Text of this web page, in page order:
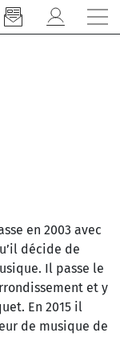
en 2003 avec
décide de
Il passe le
et y
En 2015 il
de musique de